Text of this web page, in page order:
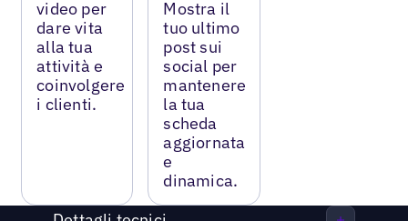
video per
dare vita
alla tua
attività e
coinvolgere
i clienti.
Mostra il
tuo ultimo
post sui
social per
mantenere
la tua
scheda
aggiornata
e
dinamica.